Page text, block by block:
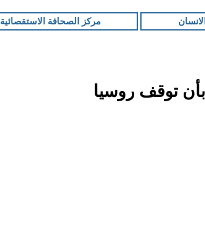
مركز الصحافة الاستقصائية
توقف روسيا